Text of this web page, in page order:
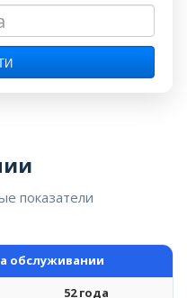
показатели
обслуживании
52 года